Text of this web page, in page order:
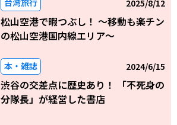
台湾旅行 2025/8/12
松山空港で暇つぶし！ 〜移動も楽チン
の松山空港国内線エリア～
本・雑誌 2024/6/15
渋谷の交差点に歴史あり！ 「不死身の
分隊長」が経営した書店